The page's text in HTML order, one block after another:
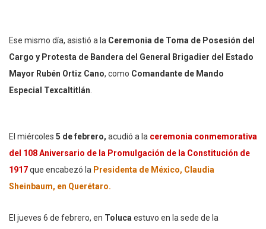
Ese mismo día, asistió a la Ceremonia de Toma de Posesión del
Cargo y Protesta de Bandera del General Brigadier del Estado
Mayor Rubén Ortiz Cano, como Comandante de Mando
Especial Texcaltitlán.
El miércoles 5 de febrero, acudió a la ceremonia conmemorativa
del 108 Aniversario de la Promulgación de la Constitución de
1917que encabezó la Presidenta de México, Claudia
Sheinbaum, en Querétaro.
El jueves 6 de febrero, en Tolucaestuvo en la sede de la